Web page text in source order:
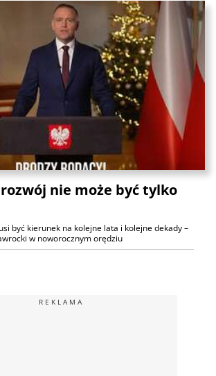
nie może być tylko
być kierunek na kolejne lata i kolejne dekady –
w noworocznym orędziu
REKLAMA